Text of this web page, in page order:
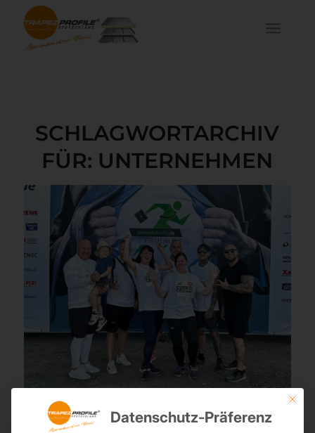
SCHLAGWORTARCHIV
FÜR: UNTERNEHMEN
Firmenlauf 2023
29. Juni 2023
Mit
Datenschutz-Präferenz